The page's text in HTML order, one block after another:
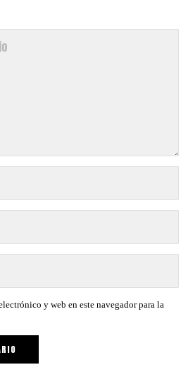
y web en este navegador para la